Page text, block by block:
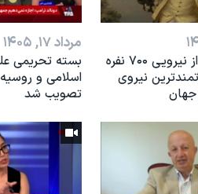
ارتش آمریکا؛ از نيرویی ۷۰۰ نفره
نیروی
جهان
مرداد ۱۷, ۱۴۰۵
بسته تحریمی
اسلامی و
تصویب شد